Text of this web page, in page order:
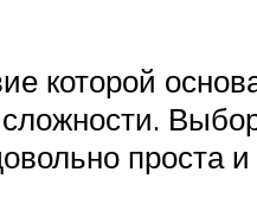
которой
проста